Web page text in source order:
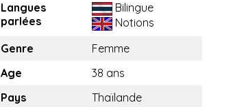
Langues
parlées
Bilingue
Notions
Genre
Femme
Age
38 ans
Pays
Thaïlande